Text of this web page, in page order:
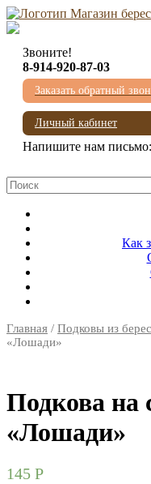
Звоните!
8-914-920-87-03
Заказать обратный
Личный кабинет
Напишите нам письмо:
Как
Главная / Подковы из
«Лошади»
Подкова на
«Лошади»
145 Р